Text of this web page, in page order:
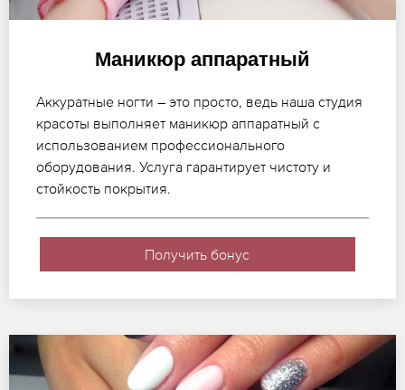
Маникюр аппаратный
Аккуратные ногти – это просто, ведь наша студия
красоты выполняет маникюр аппаратный с
использованием профессионального
оборудования. Услуга гарантирует чистоту и
стойкость покрытия.
Получить бонус